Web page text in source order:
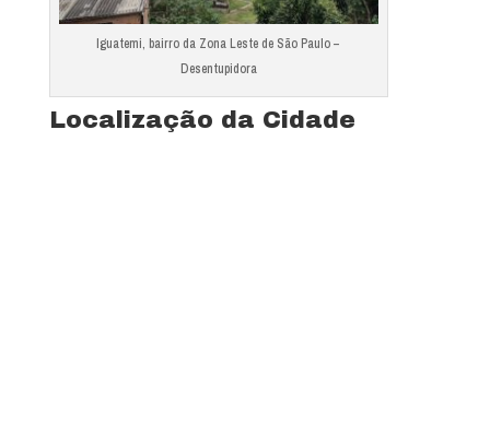
Iguatemi, bairro da Zona Leste de São Paulo –
Desentupidora
Localização da Cidade